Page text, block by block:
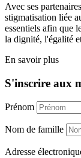
Avec ses
stigmatisation liée
essentiels afin que
la dignité, l'égalité
En savoir plus
S'inscrire aux
Prénom
Nom de famille
Adresse